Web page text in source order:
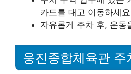
카드를 대고 이동하세
자유롭게 주차 후, 운동
웅진종합체육관 주